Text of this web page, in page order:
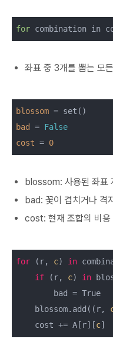
for combination in
좌표 중 3개를 뽑는 모
blossom
bad
= False
cost = 0
blossom: 사용된 좌표
bad: 꽃이 겹치거나 격
cost: 현재 조합의 비용
for (r, c) in
if (r, c) in
        bad = True
    blossom.add((r,
    cost += A[r][
c